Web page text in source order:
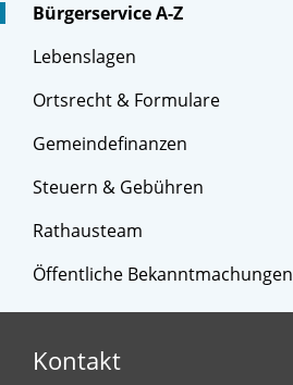
Bürgerservice A-Z
Lebenslagen
Ortsrecht & Formulare
Gemeindefinanzen
Steuern & Gebühren
Rathausteam
Öffentliche Bekanntmachungen
Kontakt